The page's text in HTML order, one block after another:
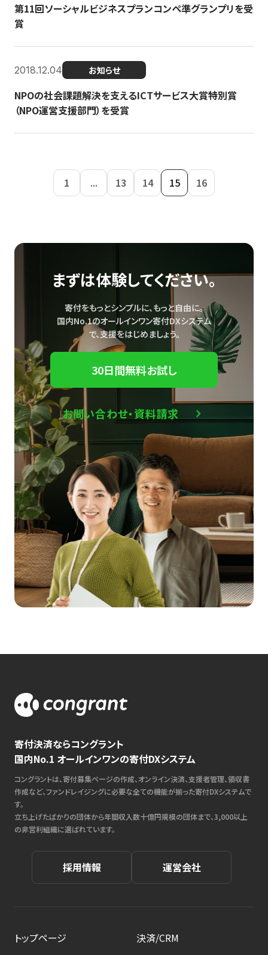
第11回ソーシャルビジネスプランコンペ準グランプリを受
賞
2018.12.04 お知らせ
NPOの社会課題解決を支えるICTサービス大賞特別賞
（NPO運営支援部門）を受賞
1 ... 13 14 15 16
まずは体験してください。
寄付をもっとシンプルに、もっと自由に。
国内No.1のオールインワン寄付DXシステム
で、支援をはじめましょう。
30日間無料お試し
お問い合わせ・資料請求
寄付決済ならコングラント
国内No.1 オールインワンの寄付DXシステム
コングラントは、寄付募集ページの作成、オンライン決済、支援者管理、領収書
作成など、ファンドレイジングに必要な全ての機能が揃った寄付DXシステムで
す。
立ち上げたばかりの団体から年間収入数十億円規模の団体まで、3,000以上
の非営利組織に選ばれています。
採用情報 運営会社
トップページ
決済/CRM